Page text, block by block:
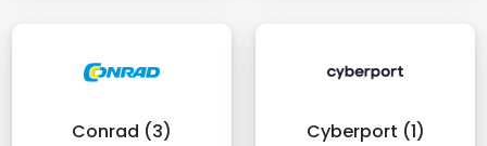
Conrad (3) Cyberport (1)